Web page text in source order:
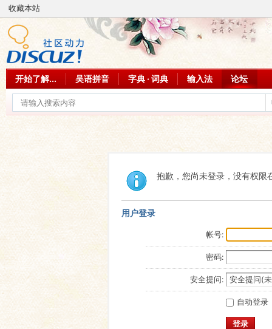
收藏本站
开始了解... 吴语拼音 字典 · 词典 输入法 论坛
抱歉，您尚未登录，没有权限
用户登录
帐号:
密码:
安全提问:
自动登录
登录